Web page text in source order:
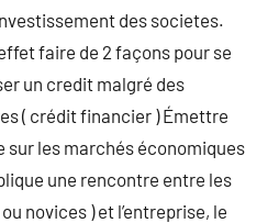
des societes.
faire de 2 façons pour se
un credit malgré des
( crédit financier ) Émettre
sur les marchés économiques
une rencontre entre les
novices ) et l’entreprise, le